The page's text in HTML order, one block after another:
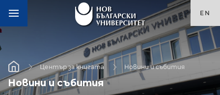
EN
Център за книгата Новини и събития
Новини и събития